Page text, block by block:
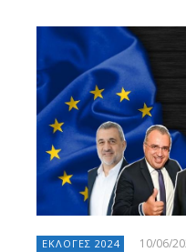
ΕΚΛΟΓΕΣ 2024 10/06/